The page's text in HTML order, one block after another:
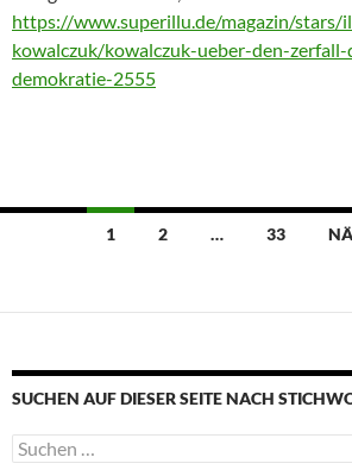
https://www.superillu.de/magazin/stars/
kowalczuk/kowalczuk-ueber-den-
demokratie-2555
Beitragsnavigation
1 2 … 33
SUCHEN AUF DIESER SEITE NACH
Suche
nach: